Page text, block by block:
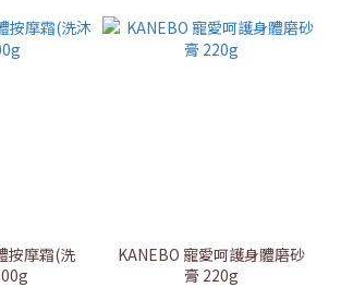
按摩霜(洗
KANEBO 寵愛呵護身體磨砂
膏 220g